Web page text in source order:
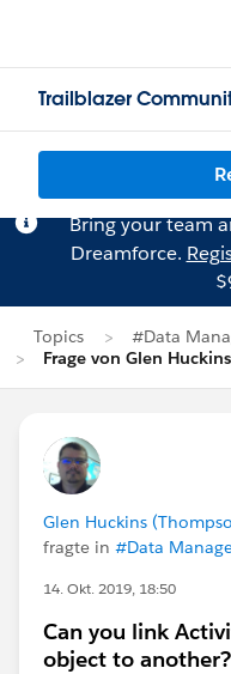
Trailblazer
Bring your team
Dreamforce.
Topics
#Data
Frage von Glen Huckins
Glen Huckins
fragte in #Data
14. Okt. 2019, 18:50
Can you link
object to another?